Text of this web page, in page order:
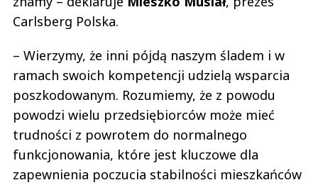
Carlsberg Polska.
– Wierzymy, że inni pójdą naszym śladem i w
ramach swoich kompetencji udzielą wsparcia
poszkodowanym. Rozumiemy, że z powodu
powodzi wielu przedsiębiorców może mieć
trudności z powrotem do normalnego
funkcjonowania, które jest kluczowe dla
zapewnienia poczucia stabilności mieszkańców